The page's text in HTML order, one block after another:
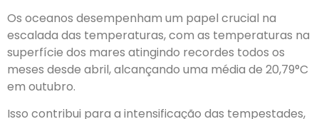
Os oceanos desempenham um papel crucial na
escalada das temperaturas, com as temperaturas na
superfície dos mares atingindo recordes todos os
meses desde abril, alcançando uma média de 20,79°C
em outubro.
Isso contribui para a intensificação das tempestades,